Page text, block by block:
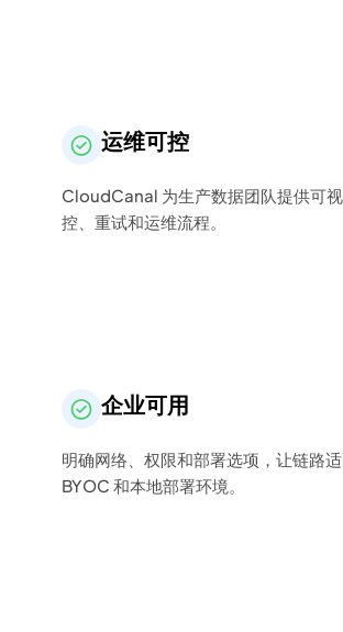
运维可控
CloudCanal 为生产数据团队提供可
控、重试和运维流程。
企业可用
明确网络、权限和部署选项，让链路适
BYOC 和本地部署环境。